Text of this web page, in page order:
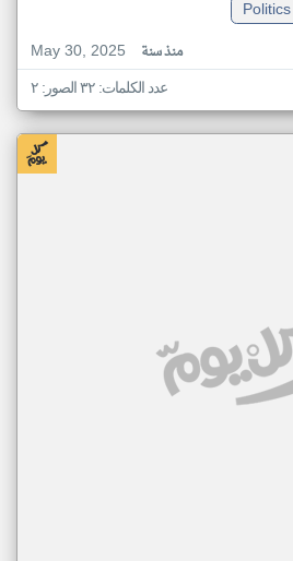
Politics
May 30, 2025
منذ سنة
عدد الكلمات: ٣٢ الصور: ٢